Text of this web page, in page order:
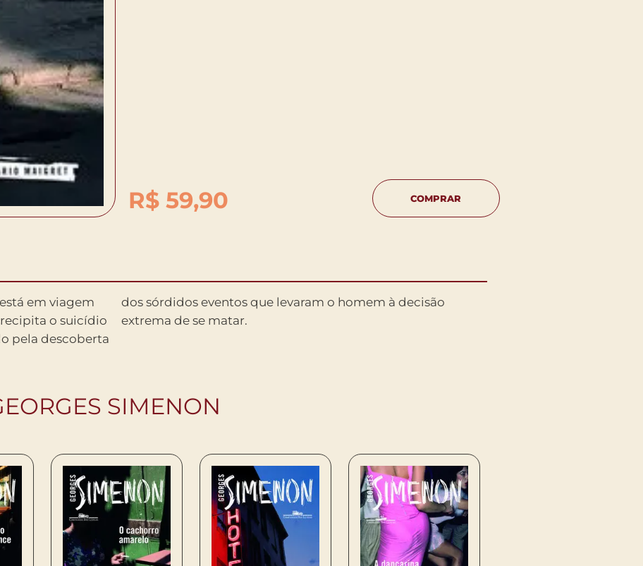
R$59,90 COMPRAR
em viagem
o suicídio
pela descoberta
à decisão
extrema de se matar.
SIMENON